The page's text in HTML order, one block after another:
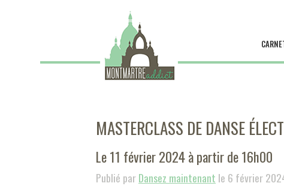
MASTERCLASS DE DANSE
Le 11 février 2024 à partir de 16h00
Publié parDansez maintenant le 6 février